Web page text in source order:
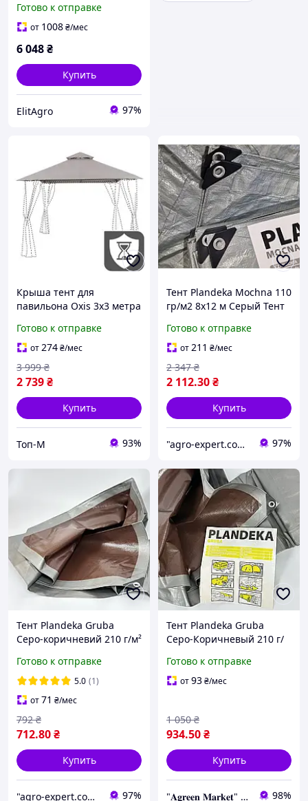
120г/м2
Готово к отправке
от 1008₴/мес
6 048₴
Купить
ElitAgro 97%
Крыша тент для
павильона Oxis 3х3 метра
Готово к отправке
от274₴/мес
2 739₴
3 999 ₴
Купить
Топ-М 93%
Тент Plandeka Mochnа 110
гр/м2 8х12 м Серый Тент
Тент для накрытия зерна
Готово к отправке
от211 ₴/мес
2 112.30₴
2 347 ₴
Купить
"agro-expert.com.ua": Ваш качественный урожай! 97%
Тент Plandeka Gruba
Серо-коричневий 210 г/м²
накрытия крыши
Тарпаулиновый тент
Готово к отправке
5.0 (1)
от71 ₴/мес
712.80₴
792 ₴
Купить
"agro-expert.com.ua": Ваш качественный урожай! 97%
Тент Plandeka Gruba
Серо-Коричневый 210 г/
Плотный тарпаулиновый
тент
Готово к отправке
от93₴/мес
934.50₴
1 050 ₴
Купить
"𝐀𝐠𝐫𝐞𝐞𝐧 𝐌𝐚𝐫𝐤𝐞𝐭" – Выращивайте мечту, а мы позаботимся обо всем остальном! 98%